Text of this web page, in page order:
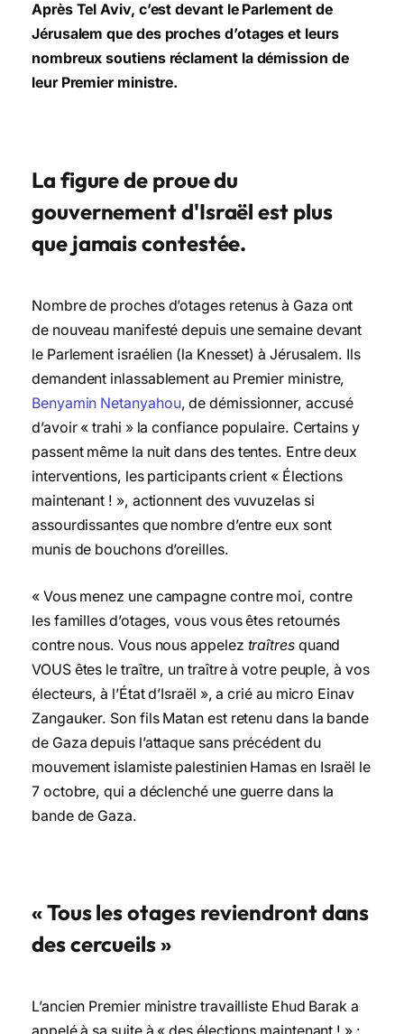
Après Tel Aviv, c’est devant le Parlement de
Jérusalem que des proches d’otages et leurs
nombreux soutiens réclament la démission de
leur Premier ministre.
La figure de proue du
gouvernement d'Israël est plus
que jamais contestée.
Nombre de proches d’otages retenus à Gaza ont
de nouveau manifesté depuis une semaine devant
le Parlement israélien (la Knesset) à Jérusalem. Ils
demandent inlassablement au Premier ministre,
Benyamin Netanyahou, de démissionner, accusé
d’avoir « trahi » la confiance populaire. Certains y
passent même la nuit dans des tentes. Entre deux
interventions, les participants crient « Élections
maintenant ! », actionnent des vuvuzelas si
assourdissantes que nombre d’entre eux sont
munis de bouchons d’oreilles.
« Vous menez une campagne contre moi, contre
les familles d’otages, vous vous êtes retournés
contre nous. Vous nous appelez traîtres quand
VOUS êtes le traître, un traître à votre peuple, à vos
électeurs, à l’État d’Israël », a crié au micro Einav
Zangauker. Son fils Matan est retenu dans la bande
de Gaza depuis l’attaque sans précédent du
mouvement islamiste palestinien Hamas en Israël le
7 octobre, qui a déclenché une guerre dans la
bande de Gaza.
« Tous les otages reviendront dans
des cercueils »
L’ancien Premier ministre travailliste Ehud Barak a